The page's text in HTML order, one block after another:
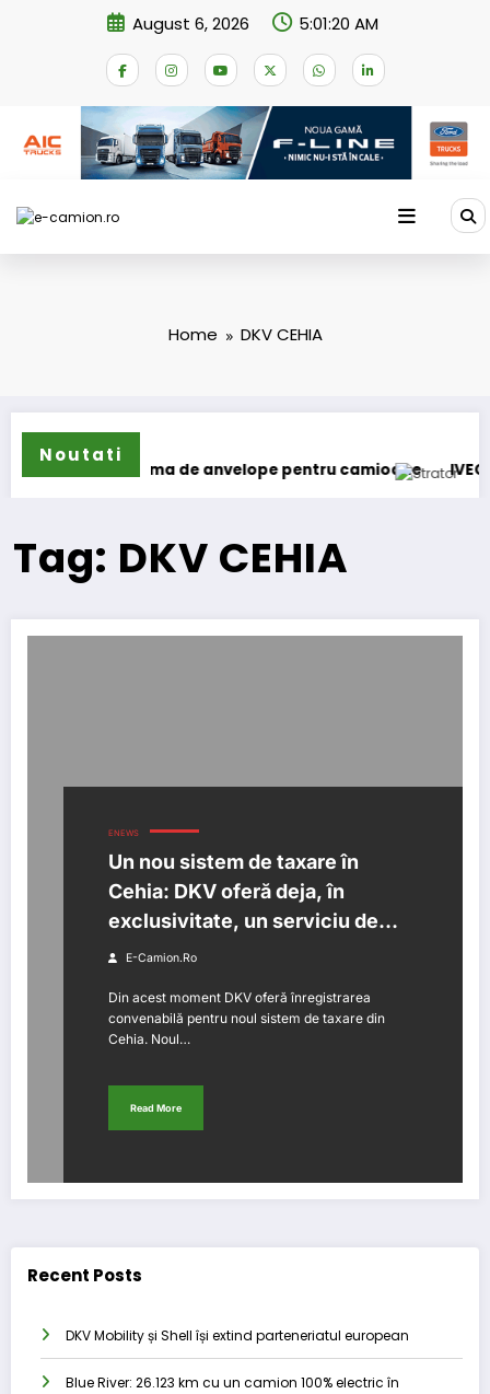
August 6, 2026 5:01:20 AM
Home DKV CEHIA
Noutati
extinde gama de anvelope pentru camioane IVECO
Tag: DKV CEHIA
ENEWS
Un nou sistem de taxare în
Cehia: DKV oferă deja, în
exclusivitate, un serviciu de
înregistrare online
E-Camion.ro
Din acest moment DKV oferă înregistrarea
convenabilă pentru noul sistem de taxare din
Cehia. Noul…
Read More
Recent Posts
DKV Mobility și Shell își extind parteneriatul european
Blue River: 26.123 km cu un camion 100% electric în